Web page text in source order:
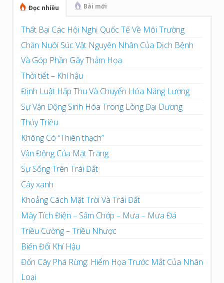
Đọc nhiều Bài mới
Thất Bại Các Hội Nghị Quốc Tế Về Môi Trường
Chăn Nuôi Súc Vật Nguyên Nhân Của Dịch Bệnh
Và Góp Phần Gây Thảm Họa
Thời tiết – Khí hậu
Định Luật Hấp Thu Và Chuyển Hóa Năng Lượng
Sự Vận Động Sinh Hóa Trong Lòng Đại Dương
Thủy Triều
Không Có “Thiên thạch”
Vận Động Của Mặt Trăng
Sự Sống Trên Trái Đất
Cây xanh
Khoảng Cách Mặt Trời Và Trái Đất
Mây Tích Điện – Sấm Chớp – Mưa – Mưa Đá
Triều Cường – Triều Nhược
Biến Đổi Khí Hậu
Đốn Cây Phá Rừng: Hiểm Họa Trước Mắt Của Nhân
Loại